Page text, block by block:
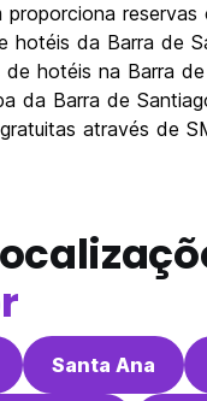
reservas
hotéis da Barra de
hotéis na Barra
da Barra de
através de
Santa Ana